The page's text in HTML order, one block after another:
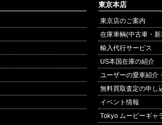
東京本店
東京店のご案内
在庫車輌(中古車・
輸入代行サービス
US本国在庫の紹介
ユーザーの愛車紹介
無料買取査定の申し
イベント情報
Tokyo ムービーギャ